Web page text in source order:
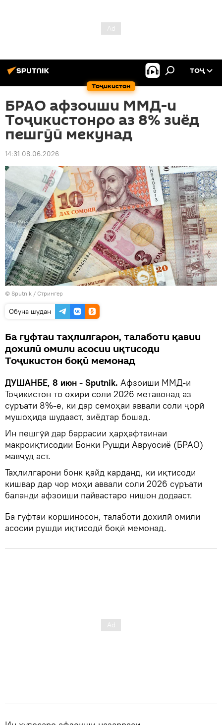
Тоҷикистон
ТОҶ
БРАО афзоиши ММД-и
Тоҷикистонро аз 8% зиёд
пешгӯӣ мекунад
14:31 08.06.2026
© Sputnik / Стрингер
Обуна шудан
Ба гуфтаи таҳлилгарон, талаботи қавии
дохилӣ омили асосии иқтисоди
Тоҷикистон боқӣ мемонад
ДУШАНБЕ, 8 июн - Sputnik. Афзоиши ММД-и
Тоҷикистон то охири соли 2026 метавонад аз
суръати 8%-е, ки дар семоҳаи аввали соли ҷорӣ
мушоҳида шудааст, зиёдтар бошад.
Ин пешгӯӣ дар баррасии ҳарҳафтаинаи
макроиқтисодии Бонки Рушди Авруосиё (БРАО)
мавҷуд аст.
Таҳлилгарони бонк қайд карданд, ки иқтисоди
кишвар дар чор моҳи аввали соли 2026 суръати
баланди афзоиши пайвастаро нишон додааст.
Ба гуфтаи коршиносон, талаботи дохилӣ омили
асосии рушди иқтисодӣ боқӣ мемонад.